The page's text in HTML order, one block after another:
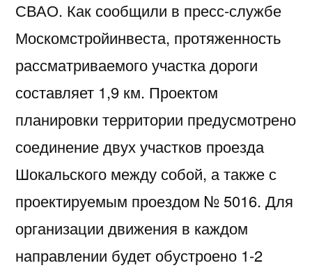
СВАО. Как сообщили в пресс-службе
Москомстройинвеста, протяженность
рассматриваемого участка дороги
составляет 1,9 км. Проектом
планировки территории предусмотрено
соединение двух участков проезда
Шокальского между собой, а также с
проектируемым проездом № 5016. Для
организации движения в каждом
направлении будет обустроено 1-2